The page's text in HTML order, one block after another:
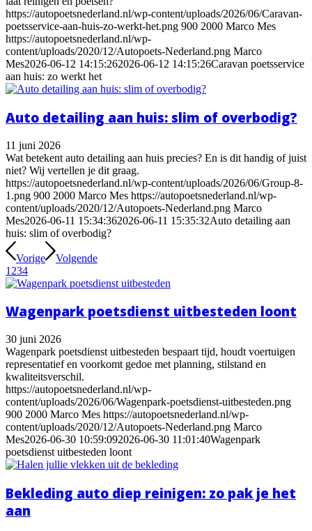
https://autopoetsnederland.nl/wp-content/uploads/2026/06/Caravan-
poetsservice-aan-huis-zo-werkt-het.png 900 2000 Marco Mes
https://autopoetsnederland.nl/wp-
content/uploads/2020/12/Autopoets-Nederland.png Marco
Mes2026-06-12 14:15:262026-06-12 14:15:26Caravan poetsservice
aan huis: zo werkt het
Auto detailing aan huis: slim of overbodig?
11 juni 2026
Wat betekent auto detailing aan huis precies? En is dit handig of juist
niet? Wij vertellen je dit graag.
https://autopoetsnederland.nl/wp-content/uploads/2026/06/Group-8-
1.png 900 2000 Marco Mes https://autopoetsnederland.nl/wp-
content/uploads/2020/12/Autopoets-Nederland.png Marco
Mes2026-06-11 15:34:362026-06-11 15:35:32Auto detailing aan
huis: slim of overbodig?
Vorige
Volgende
1 234
Wagenpark poetsdienst uitbesteden loont
30 juni 2026
Wagenpark poetsdienst uitbesteden bespaart tijd, houdt voertuigen
representatief en voorkomt gedoe met planning, stilstand en
kwaliteitsverschil.
https://autopoetsnederland.nl/wp-
content/uploads/2026/06/Wagenpark-poetsdienst-uitbesteden.png
900 2000 Marco Mes https://autopoetsnederland.nl/wp-
content/uploads/2020/12/Autopoets-Nederland.png Marco
Mes2026-06-30 10:59:092026-06-30 11:01:40Wagenpark
poetsdienst uitbesteden loont
Bekleding auto diep reinigen: zo pak je het
aan